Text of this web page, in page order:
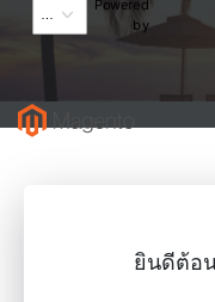
Powered
by
ยินดีต้อ